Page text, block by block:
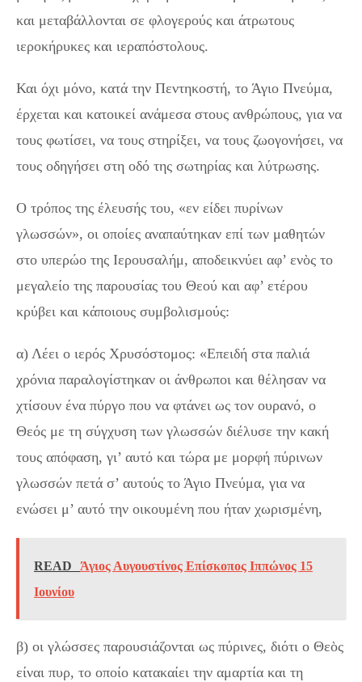
και μεταβάλλονται σε φλογερούς και άτρωτους
ιεροκήρυκες και ιεραπόστολους.
Και όχι μόνο, κατά την Πεντηκοστή, το Άγιο Πνεύμα,
έρχεται και κατοικεί ανάμεσα στους ανθρώπους, για να
τους φωτίσει, να τους στηρίξει, να τους ζωογονήσει, να
τους οδηγήσει στη οδό της σωτηρίας και λύτρωσης.
Ο τρόπος της έλευσής του, «εν είδει πυρίνων
γλωσσών», οι οποίες αναπαύτηκαν επί των μαθητών
στο υπερώο της Ιερουσαλήμ, αποδεικνύει αφ’ ενὸς το
μεγαλείο της παρουσίας του Θεού και αφ’ ετέρου
κρύβει και κάποιους συμβολισμούς:
α) Λέει ο ιερός Χρυσόστομος: «Επειδή στα παλιά
χρόνια παραλογίστηκαν οι άνθρωποι και θέλησαν να
χτίσουν ένα πύργο που να φτάνει ως τον ουρανό, ο
Θεός με τη σύγχυση των γλωσσών διέλυσε την κακή
τους απόφαση, γι’ αυτό και τώρα με μορφή πύρινων
γλωσσών πετά σ’ αυτούς το Άγιο Πνεύμα, για να
ενώσει μ’ αυτό την οικουμένη που ήταν χωρισμένη,
READ
Άγιος Αυγουστίνος Επίσκοπος Ιππώνος 15
Ιουνίου
β) οι γλώσσες παρουσιάζονται ως πύρινες, διότι ο Θεὸς
είναι πυρ, το οποίο κατακαίει την αμαρτία και τη